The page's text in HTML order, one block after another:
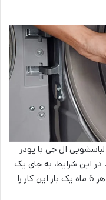
لباسشویی ال جی با پودر
این شرایط، به جای یک
قرص ، دو قرص داخل دستگاه بگذارید و هر 6 ماه یک بار این کار را